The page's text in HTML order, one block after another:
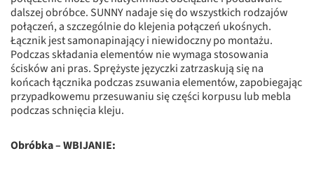
dalszej obróbce. SUNNY nadaje się do wszystkich rodzajów
połączeń, a szczególnie do klejenia połączeń ukośnych.
Łącznik jest samonapinający i niewidoczny po montażu.
Podczas składania elementów nie wymaga stosowania
ścisków ani pras. Sprężyste języczki zatrzaskują się na
końcach łącznika podczas zsuwania elementów, zapobiegając
przypadkowemu przesuwaniu się części korpusu lub mebla
podczas schnięcia kleju.
Obróbka – WBIJANIE: